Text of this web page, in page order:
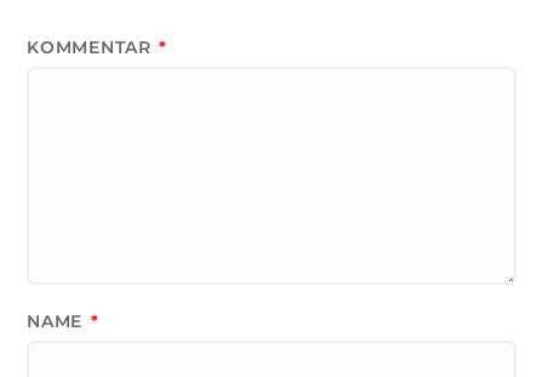
KOMMENTAR *
NAME *